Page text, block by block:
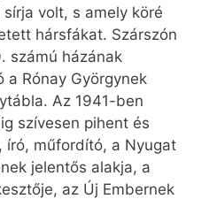
volt, s amely köré
hársfákat. Szárszón
számú házának
a Rónay Györgynek
Az 1941-ben
szívesen pihent és
író, műfordító, a Nyugat
jelentős alakja, a
az Új Embernek